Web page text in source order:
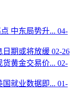
中东局势升... 04-
日期或将放缓 02-26
黄金交易价... 02-
就业数据即... 01-